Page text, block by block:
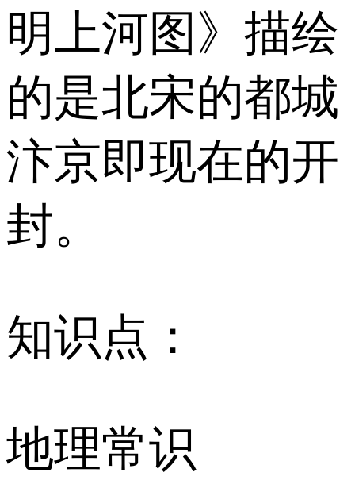
明上河图》描绘
的是北宋的都城
汴京即现在的开
封。
知识点：
地理常识